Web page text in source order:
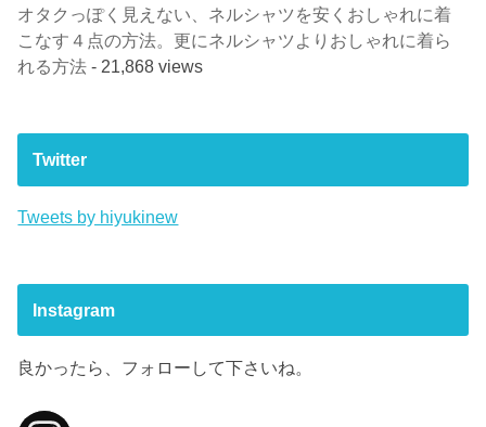
オタクっぽく見えない、ネルシャツを安くおしゃれに着
こなす４点の方法。更にネルシャツよりおしゃれに着ら
れる方法 - 21,868 views
Twitter
Tweets by hiyukinew
Instagram
良かったら、フォローして下さいね。